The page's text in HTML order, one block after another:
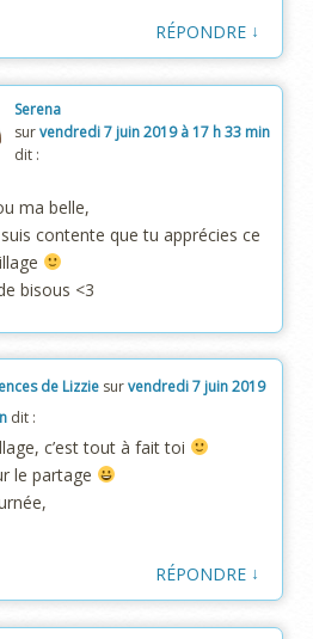
RÉPONDRE ↓
Serena
survendredi 7 juin 2019 à 17 h 33 min
dit :
ma belle,
contente que tu apprécies ce
bisous <3
de Lizzie survendredi 7 juin 2019
dit :
c’est tout à fait toi
le partage
RÉPONDRE ↓